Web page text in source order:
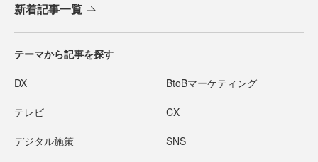
新着記事一覧
テーマから記事を探す
DX BtoBマーケティング
テレビ CX
デジタル施策 SNS